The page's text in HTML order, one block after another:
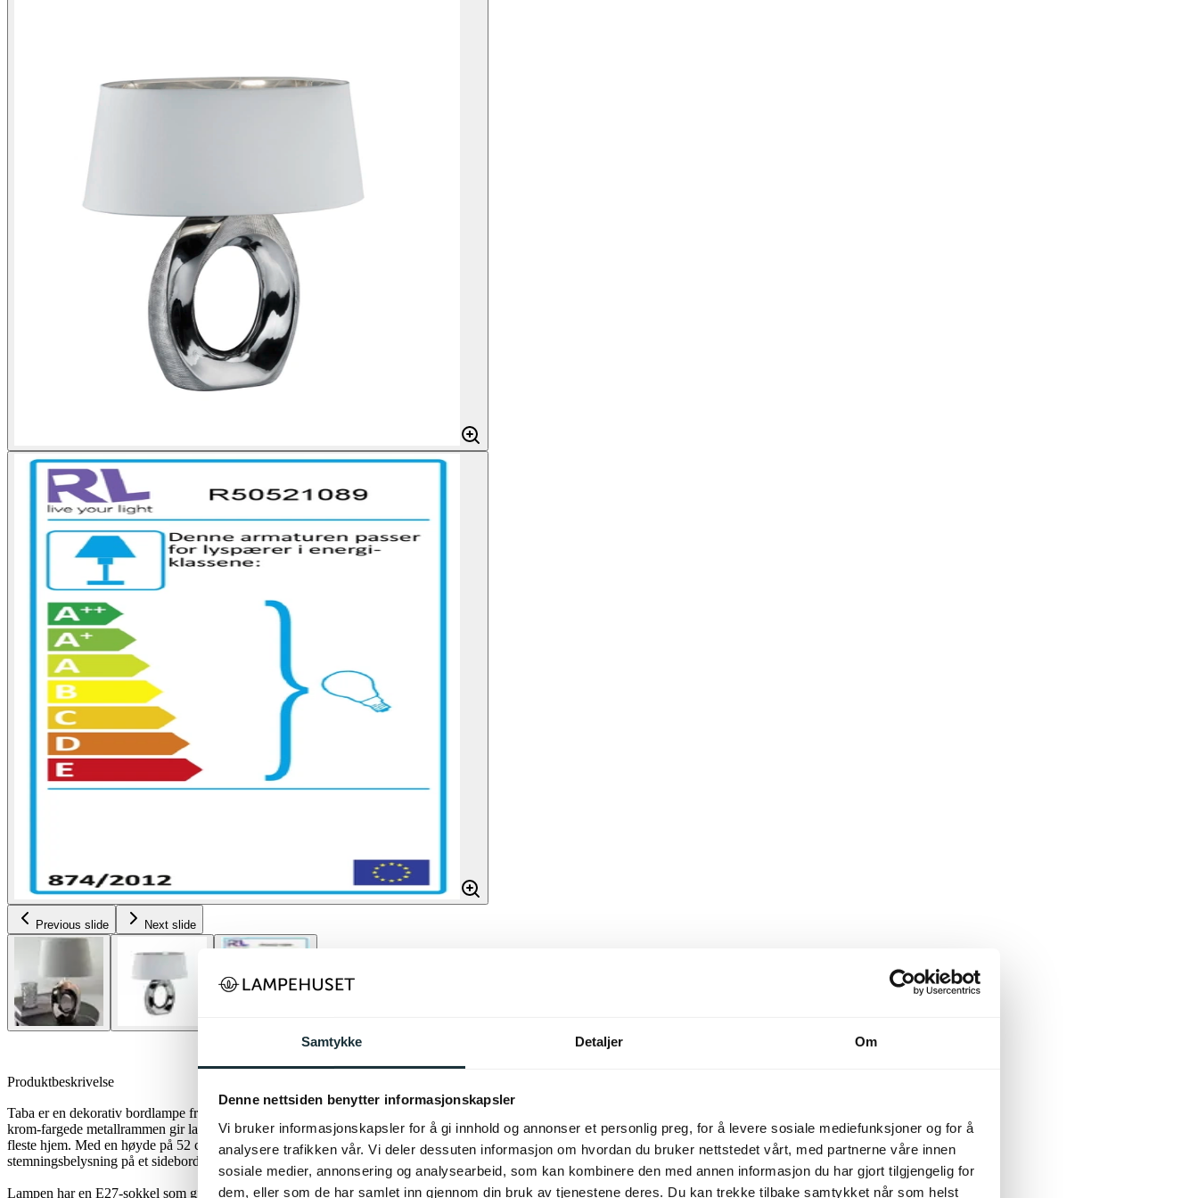
Samtykke Detaljer Om
Denne nettsiden benytter informasjonskapsler
Vi bruker informasjonskapsler for å gi innhold og annonser et personlig preg, for å levere sosiale mediefunksjoner og for å
analysere trafikken vår. Vi deler dessuten informasjon om hvordan du bruker nettstedet vårt, med partnerne våre innen
sosiale medier, annonsering og analysearbeid, som kan kombinere den med annen informasjon du har gjort tilgjengelig for
dem, eller som de har samlet inn gjennom din bruk av tjenestene deres. Du kan trekke tilbake samtykket når som helst
Previous slide Next slide
Produktbeskrivelse
Taba er en dekorativ bordlampe fra Trio Lighting med en tekstil skjerm som gir et behagelig lys. Den
krom-fargede metallrammen gir lampen et moderne og stilrent uttrykk som vil passe godt inn i de
fleste hjem. Med en høyde på 52 cm og en bredde på 38 cm er Taba perfekt som leselampe eller
stemningsbelysning på et sidebord eller en hylle.
Lampen har en E27-sokkel som gjør at du kan velge din foretrukne lyskilde, inkludert